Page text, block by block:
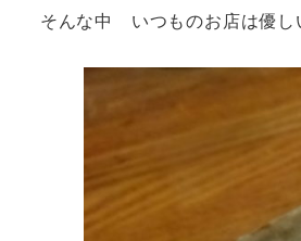
そんな中 いつものお店は